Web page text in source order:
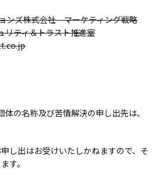
ンズ株式会社 マーケティング戦略
ティ＆トラスト推進室
の名称及び苦情解決の申し出先は、
し出はお受けいたしかねますので、そ
す。